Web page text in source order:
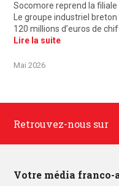
Socomore reprend la
Le groupe industriel
120 millions d’euros de
Lire la suite
Mai 2026
Retrouvez-nous sur
Votre média franco-